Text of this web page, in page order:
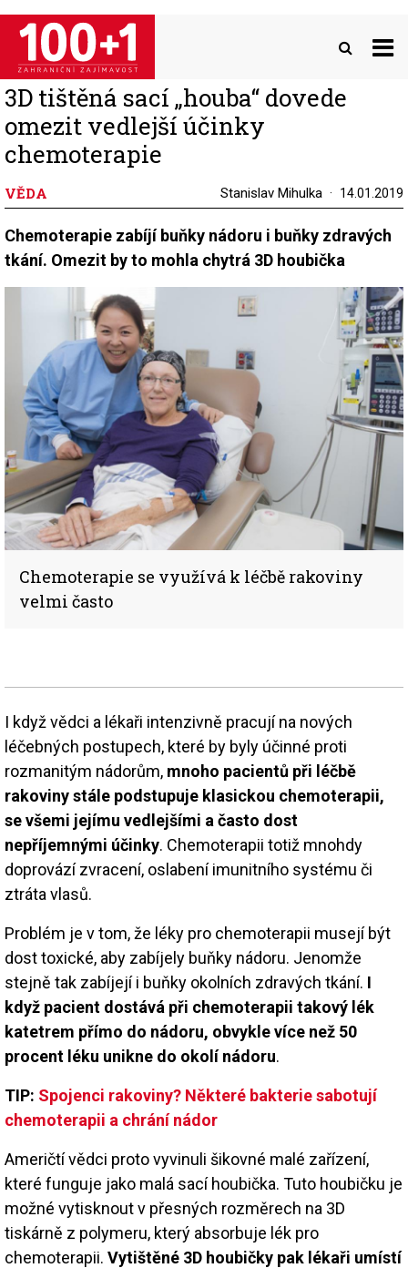
Přejít
hlavnímu
obsahu
3D tištěná sací „houba“ dovede
omezit vedlejší účinky
chemoterapie
VĚDA Stanislav Mihulka 14.01.2019
Chemoterapie zabíjí buňky nádoru i buňky zdravých
tkání. Omezit by to mohla chytrá 3D houbička
Chemoterapie se využívá k léčbě rakoviny
velmi často
I když vědci a lékaři intenzivně pracují na nových
léčebných postupech, které by byly účinné proti
rozmanitým nádorům, mnoho pacientů při léčbě
rakoviny stále podstupuje klasickou chemoterapii,
se všemi jejímu vedlejšími a často dost
nepříjemnými účinky. Chemoterapii totiž mnohdy
doprovází zvracení, oslabení imunitního systému či
ztráta vlasů.
Problém je v tom, že léky pro chemoterapii musejí být
dost toxické, aby zabíjely buňky nádoru. Jenomže
stejně tak zabíjejí i buňky okolních zdravých tkání. I
když pacient dostává při chemoterapii takový lék
katetrem přímo do nádoru, obvykle více než 50
procent léku unikne do okolí nádoru.
TIP: Spojenci rakoviny? Některé bakterie sabotují
chemoterapii a chrání nádor
Američtí vědci proto vyvinuli šikovné malé zařízení,
které funguje jako malá sací houbička. Tuto houbičku je
možné vytisknout v přesných rozměrech na 3D
tiskárně z polymeru, který absorbuje lék pro
chemoterapii. Vytištěné 3D houbičky pak lékaři umístí